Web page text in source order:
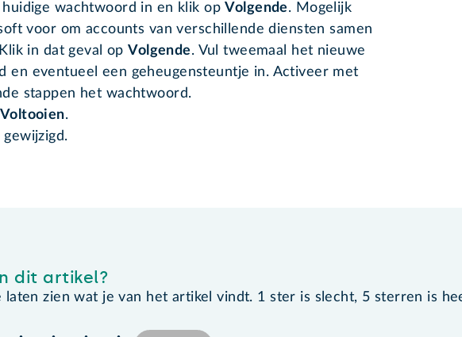
huidige wachtwoord in en klik opVolgende. Mogelijk
voor om accounts van verschillende diensten samen
in dat geval opVolgende. Vul tweemaal het nieuwe
en eventueel een geheugensteuntje in. Activeer met
stappen het wachtwoord.
Voltooien.
dit artikel?
zien wat je van het artikel vindt. 1 ster is slecht, 5 sterren is